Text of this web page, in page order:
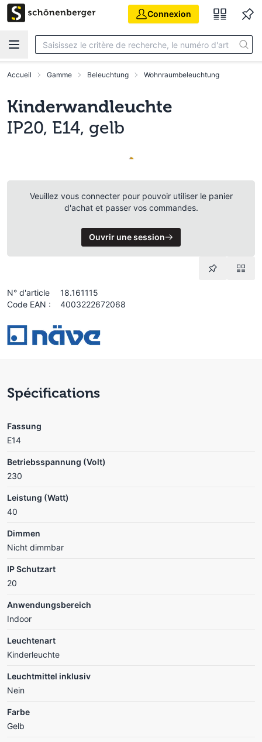
Aller au contenu principal
Connexion
Accueil Gamme Beleuchtung Wohnraumbeleuchtung
Kinderwandleuchte
IP20, E14, gelb
Veuillez vous connecter pour pouvoir utiliser le panier
d'achat et passer vos commandes.
Ouvrir une session
N° d'article
18.161115
Code EAN :
4003222672068
Spécifications
Fassung
E14
Betriebsspannung (Volt)
230
Leistung (Watt)
40
Dimmen
Nicht dimmbar
IP Schutzart
20
Anwendungsbereich
Indoor
Leuchtenart
Kinderleuchte
Leuchtmittel inklusiv
Nein
Farbe
Gelb